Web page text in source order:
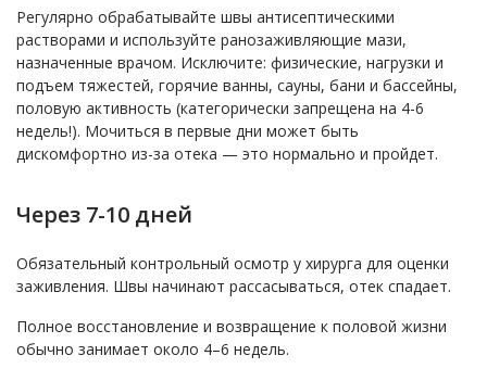
Регулярно обрабатывайте швы антисептическими
растворами и используйте ранозаживляющие мази,
назначенные врачом. Исключите: физические, нагрузки и
подъем тяжестей, горячие ванны, сауны, бани и бассейны,
половую активность (категорически запрещена на 4-6
недель!). Мочиться в первые дни может быть
дискомфортно из-за отека — это нормально и пройдет.
Через 7-10 дней
Обязательный контрольный осмотр у хирурга для оценки
заживления. Швы начинают рассасываться, отек спадает.
Полное восстановление и возвращение к половой жизни
обычно занимает около 4–6 недель.